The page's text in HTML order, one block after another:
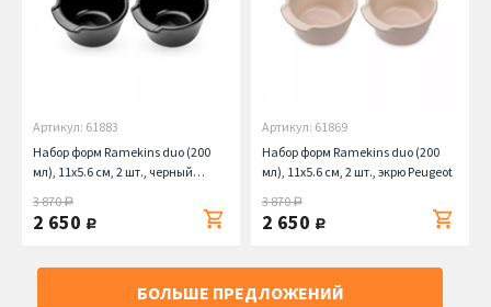
Артикул: 61883
Набор форм Ramekins duo (200
мл), 11х5.6 см, 2 шт., черный
3 870руб.
2 650 руб.
Артикул: 61869
Набор форм Ramekins duo (200
мл), 11х5.6 см, 2 шт., экрю Peugeot
3 870руб.
2 650 руб.
БОЛЬШЕ ПРЕДЛОЖЕНИЙ